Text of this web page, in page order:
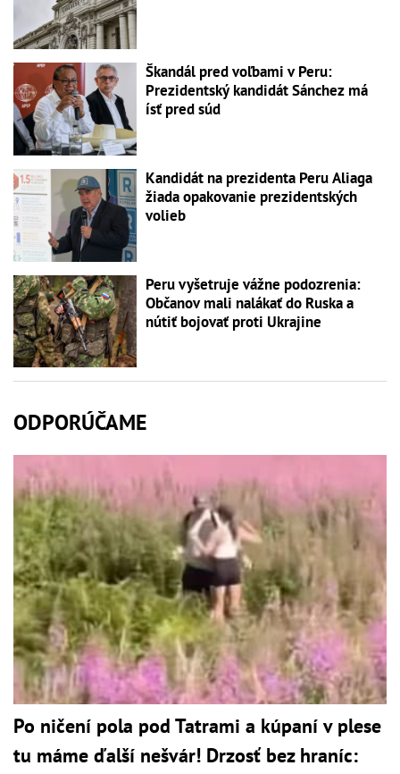
Škandál pred voľbami v Peru:
Prezidentský kandidát Sánchez má
ísť pred súd
Kandidát na prezidenta Peru Aliaga
žiada opakovanie prezidentských
volieb
Peru vyšetruje vážne podozrenia:
Občanov mali nalákať do Ruska a
nútiť bojovať proti Ukrajine
ODPORÚČAME
Po ničení pola pod Tatrami a kúpaní v plese
tu máme ďalší nešvár! Drzosť bez hraníc: